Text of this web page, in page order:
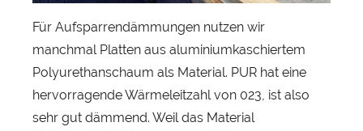
i
a
n
H
e
r
Für Aufsparrendämmungen nutzen wir
manchmal Platten aus aluminiumkaschiertem
Polyurethanschaum als Material. PUR hat eine
hervorragende Wärmeleitzahl von 023, ist also
sehr gut dämmend. Weil das Material